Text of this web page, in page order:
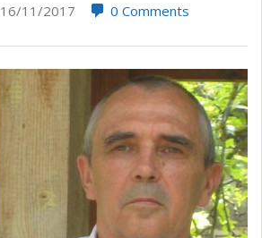
16/11/2017 0 Comments